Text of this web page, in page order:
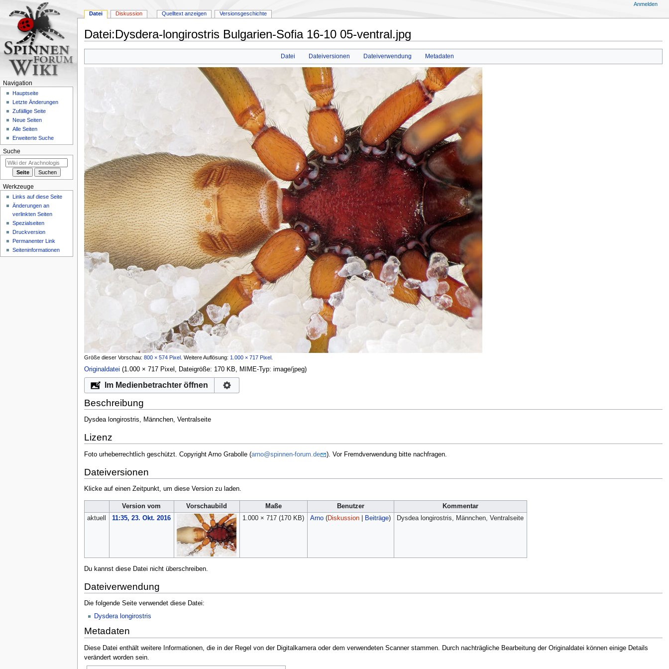
Datei:Dysdera-longirostris Bulgarien-Sofia 16-10 05-ventral.jpg
Datei Dateiversionen Dateiverwendung Metadaten
Größe dieser Vorschau: 800 × 574 Pixel. Weitere Auflösung: 1.000 × 717 Pixel.
Originaldatei (1.000 × 717 Pixel, Dateigröße: 170 KB, MIME-Typ: image/jpeg)
Im Medienbetrachter öffnen
Beschreibung
Dysdea longirostris, Männchen, Ventralseite
Lizenz
Foto urheberrechtlich geschützt. Copyright Arno Grabolle (arno@spinnen-forum.de ). Vor Fremdverwendung bitte nachfragen.
Dateiversionen
Klicke auf einen Zeitpunkt, um diese Version zu laden.
Version vom Vorschaubild Maße Benutzer
Kommentar
aktuell
11:35, 23. Okt. 2016 1.000 × 717 (170 KB) Arno (Diskussion| Beiträge) Dysdea longirostris, Männchen, Ventralseite
Du kannst diese Datei nicht überschreiben.
Dateiverwendung
Die folgende Seite verwendet diese Datei:
Dysdera longirostris
Metadaten
Diese Datei enthält weitere Informationen, die in der Regel von der Digitalkamera oder dem verwendeten Scanner stammen. Durch nachträgliche Bearbeitung der Originaldatei können einige Details
verändert worden sein.
Datei Diskussion Quelltext anzeigen Versionsgeschichte
Anmelden
Navigation
Hauptseite
Letzte Änderungen
Zufällige Seite
Neue Seiten
Alle Seiten
Erweiterte Suche
Suche
Werkzeuge
Links auf diese Seite
Änderungen an
verlinkten Seiten
Spezialseiten
Druckversion
Permanenter Link
Seiten­­informationen